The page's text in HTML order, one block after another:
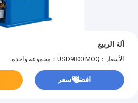
آلة الربيع
الأسعار：USD9800 MOQ：مجموعة واحدة
افضل سعر